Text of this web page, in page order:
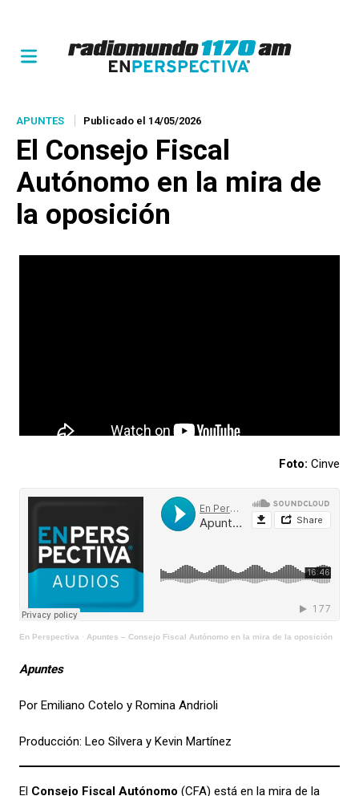
APUNTES Publicado el 14/05/2026
El Consejo Fiscal
Autónomo en la mira de
la oposición
Foto: Cinve
En Perspectiva · Apuntes – Consejo Fiscal Autónomo en la mira de la oposición
Apuntes
Por Emiliano Cotelo y Romina Andrioli
Producción: Leo Silvera y Kevin Martínez
El Consejo Fiscal Autónomo (CFA) está en la mira de la